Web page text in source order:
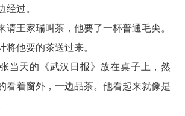
过。
请王家瑞叫茶，他要了一杯普通毛尖。
他要的茶送过来。
当天的《武汉日报》放在桌子上，然
看着窗外，一边品茶。他看起来就像是